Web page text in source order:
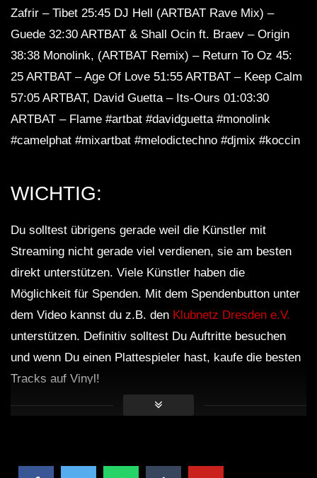
Zafrir – Tibet 25:45 DJ Hell (ARTBAT Rave Mix) –
Guede 32:30 ARTBAT & Shall Ocin ft. Braev – Origin
38:38 Monolink, (ARTBAT Remix) – Return To Oz 45:
25 ARTBAT – Age Of Love 51:55 ARTBAT – Keep Calm
57:05 ARTBAT, David Guetta – Its-Ours 01:03:30
ARTBAT – Flame #artbat #davidguetta #monolink
#camelphat #mixartbat #melodictechno #djmix #koccin
WICHTIG:
Du solltest übrigens gerade weil die Künstler mit
Streaming nicht gerade viel verdienen, sie am besten
direkt unterstützen. Viele Künstler haben die
Möglichkeit für Spenden. Mit dem Spendenbutton unter
dem Video kannst du z.B. den Klubnetz Dresden e.V.
unterstützen. Definitiv solltest Du Auftritte besuchen
und wenn Du einen Plattespieler hast, kaufe die besten
Tracks auf Vinyl!